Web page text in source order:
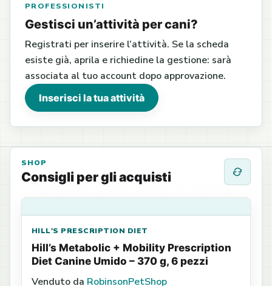
PROFESSIONISTI
Gestisci un’attività per cani?
Registrati per inserire l’attività. Se la scheda
esiste già, aprila e richiedine la gestione: sarà
associata al tuo account dopo approvazione.
Inserisci la tua attività
SHOP
Consigli per gli acquisti
HILL'S PRESCRIPTION DIET
Hill’s Metabolic + Mobility Prescription
Diet Canine Umido – 370 g, 6 pezzi
Venduto da RobinsonPetShop